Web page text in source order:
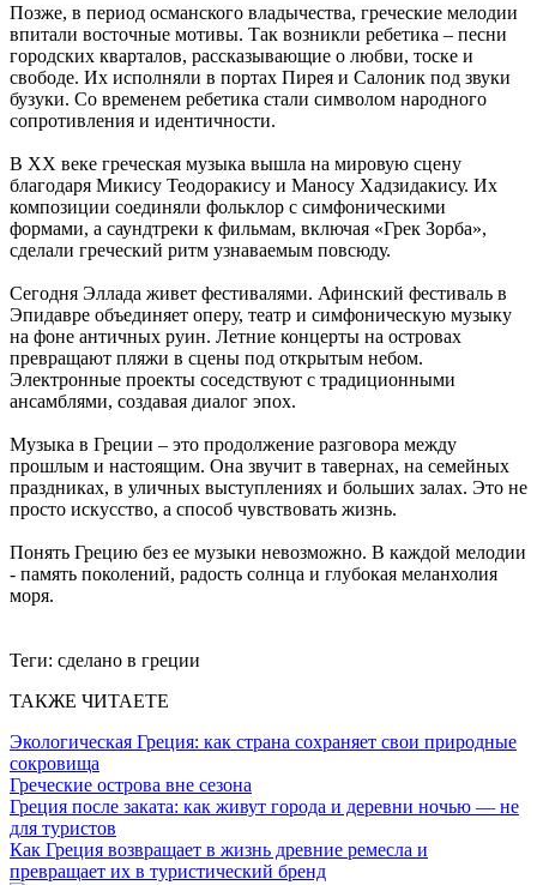
Позже, в период османского владычества, греческие мелодии
впитали восточные мотивы. Так возникли ребетика – песни
городских кварталов, рассказывающие о любви, тоске и
свободе. Их исполняли в портах Пирея и Салоник под звуки
бузуки. Со временем ребетика стали символом народного
сопротивления и идентичности.
В XX веке греческая музыка вышла на мировую сцену
благодаря Микису Теодоракису и Маносу Хадзидакису. Их
композиции соединяли фольклор с симфоническими
формами, а саундтреки к фильмам, включая «Грек Зорба»,
сделали греческий ритм узнаваемым повсюду.
Сегодня Эллада живет фестивалями. Афинский фестиваль в
Эпидавре объединяет оперу, театр и симфоническую музыку
на фоне античных руин. Летние концерты на островах
превращают пляжи в сцены под открытым небом.
Электронные проекты соседствуют с традиционными
ансамблями, создавая диалог эпох.
Музыка в Греции – это продолжение разговора между
прошлым и настоящим. Она звучит в тавернах, на семейных
праздниках, в уличных выступлениях и больших залах. Это не
просто искусство, а способ чувствовать жизнь.
Понять Грецию без ее музыки невозможно. В каждой мелодии
- память поколений, радость солнца и глубокая меланхолия
моря.
Теги: сделано в греции
ТАКЖЕ ЧИТАЕТЕ
Экологическая Греция: как страна сохраняет свои природные
сокровища
Греческие острова вне сезона
Греция после заката: как живут города и деревни ночью — не
для туристов
Как Греция возвращает в жизнь древние ремесла и
превращает их в туристический бренд